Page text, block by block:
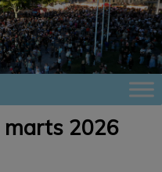
marts 2026